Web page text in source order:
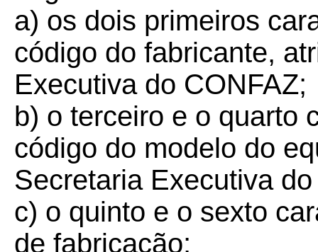
a) os dois primeiros
código do fabricante,
Executiva do CONFAZ;
b) o terceiro e o quarto
código do modelo do
Secretaria Executiva
c) o quinto e o sexto
de fabricação;